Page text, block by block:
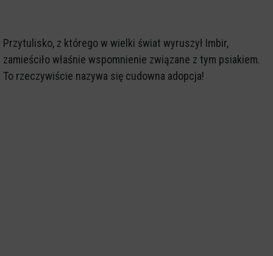
Przytulisko, z którego w wielki świat wyruszył Imbir,
zamieściło właśnie wspomnienie związane z tym psiakiem.
To rzeczywiście nazywa się cudowna adopcja!